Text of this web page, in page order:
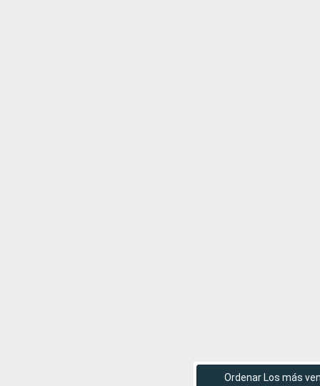
Ordenar Los más